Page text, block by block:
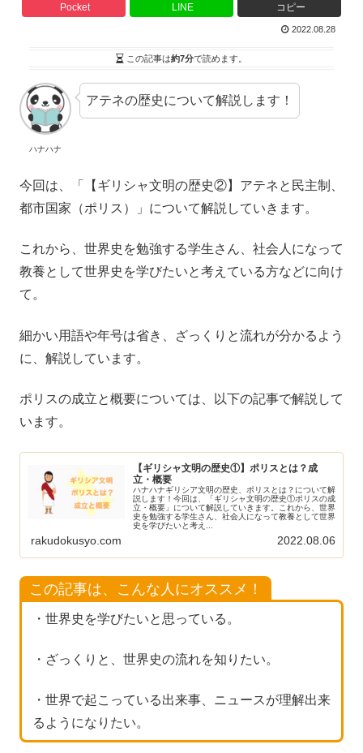
Pocket LINE コピー
2022.08.28
この記事は約7分で読めます。
ハナハナ
アテネの歴史について解説します！
今回は、「【ギリシャ文明の歴史②】アテネと民主制、
都市国家（ポリス）」について解説していきます。
これから、世界史を勉強する学生さん、社会人になって
教養として世界史を学びたいと考えている方などに向け
て。
細かい用語や年号は省き、ざっくりと流れが分かるよう
に、解説しています。
ポリスの成立と概要については、以下の記事で解説して
います。
【ギリシャ文明の歴史①】ポリスとは？成
立・概要
ハナハナギリシア文明の歴史、ポリスとは？について解
説します！今回は、「ギリシャ文明の歴史①ポリスの成
立・概要」について解説していきます。これから、世界
史を勉強する学生さん、社会人になって教養として世界
史を学びたいと考え...
rakudokusyo.com 2022.08.06
この記事は、こんな人にオススメ！
・世界史を学びたいと思っている。
・ざっくりと、世界史の流れを知りたい。
・世界で起こっている出来事、ニュースが理解出来
るようになりたい。